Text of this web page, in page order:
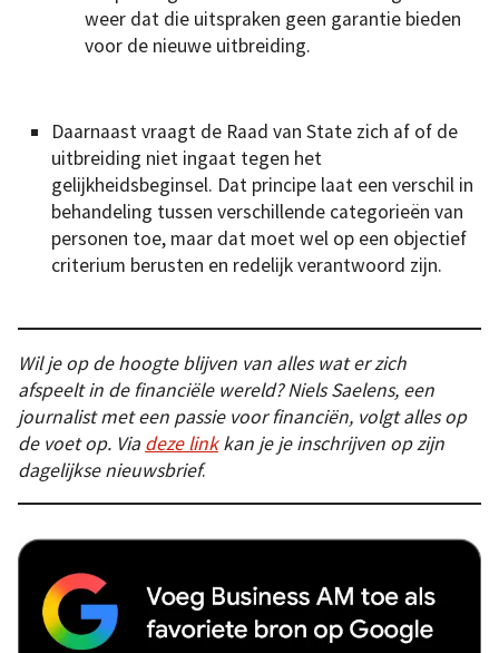
weer dat die uitspraken geen garantie bieden
voor de nieuwe uitbreiding.
Daarnaast vraagt de Raad van State zich af of de
uitbreiding niet ingaat tegen het
gelijkheidsbeginsel. Dat principe laat een verschil in
behandeling tussen verschillende categorieën van
personen toe, maar dat moet wel op een objectief
criterium berusten en redelijk verantwoord zijn.
Wil je op de hoogte blijven van alles wat er zich
afspeelt in de financiële wereld? Niels Saelens, een
journalist met een passie voor financiën, volgt alles op
de voet op. Via deze linkkan je je inschrijven op zijn
dagelijkse nieuwsbrief.